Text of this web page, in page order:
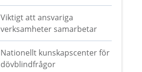
Viktigt att ansvariga
verksamheter samarbetar
Nationellt kunskapscenter för
dövblindfrågor